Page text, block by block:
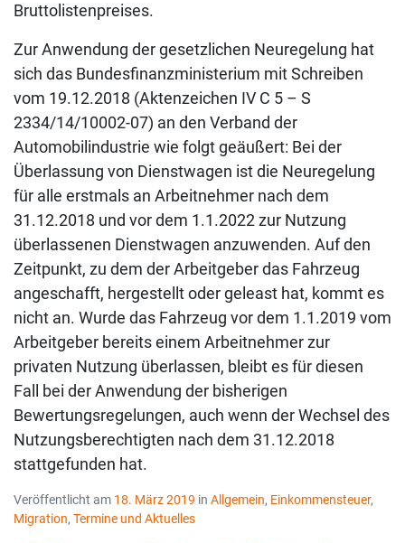
Bruttolistenpreises.
Zur Anwendung der gesetzlichen Neuregelung hat
sich das Bundesfinanzministerium mit Schreiben
vom 19.12.2018 (Aktenzeichen IV C 5 – S
2334/14/10002-07) an den Verband der
Automobilindustrie wie folgt geäußert: Bei der
Überlassung von Dienstwagen ist die Neuregelung
für alle erstmals an Arbeitnehmer nach dem
31.12.2018 und vor dem 1.1.2022 zur Nutzung
überlassenen Dienstwagen anzuwenden. Auf den
Zeitpunkt, zu dem der Arbeitgeber das Fahrzeug
angeschafft, hergestellt oder geleast hat, kommt es
nicht an. Wurde das Fahrzeug vor dem 1.1.2019 vom
Arbeitgeber bereits einem Arbeitnehmer zur
privaten Nutzung überlassen, bleibt es für diesen
Fall bei der Anwendung der bisherigen
Bewertungsregelungen, auch wenn der Wechsel des
Nutzungsberechtigten nach dem 31.12.2018
stattgefunden hat.
Veröffentlicht am 18. März 2019 in Allgemein, Einkommensteuer,
Migration, Termine und Aktuelles